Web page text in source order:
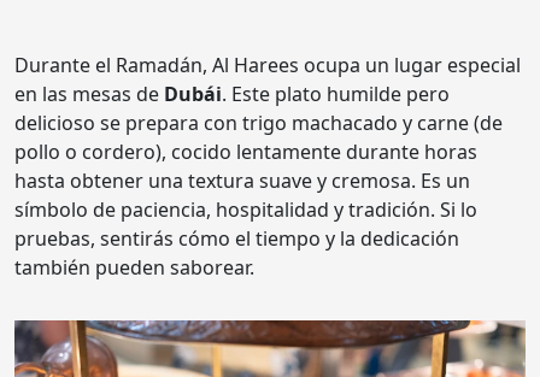
Durante el Ramadán, Al Harees ocupa un lugar especial
en las mesas de Dubái. Este plato humilde pero
delicioso se prepara con trigo machacado y carne (de
pollo o cordero), cocido lentamente durante horas
hasta obtener una textura suave y cremosa. Es un
símbolo de paciencia, hospitalidad y tradición. Si lo
pruebas, sentirás cómo el tiempo y la dedicación
también pueden saborear.